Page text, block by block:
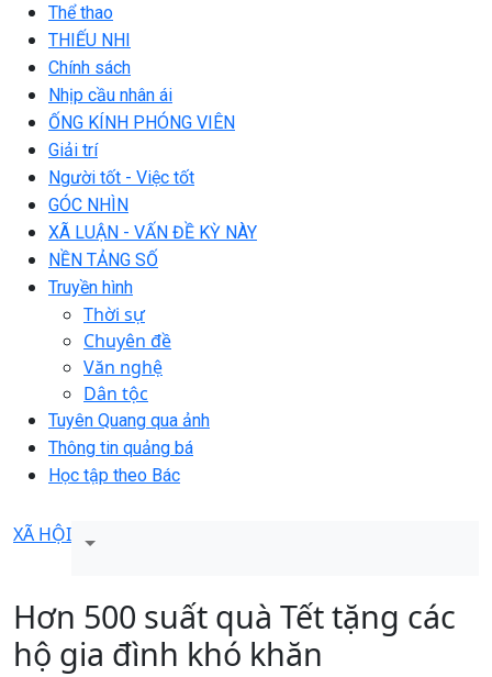
Thể thao
THIẾU NHI
Chính sách
Nhịp cầu nhân ái
ỐNG KÍNH PHÓNG VIÊN
Giải trí
Người tốt - Việc tốt
GÓC NHÌN
XÃ LUẬN - VẤN ĐỀ KỲ NÀY
NỀN TẢNG SỐ
Truyền hình
Thời sự
Chuyên đề
Văn nghệ
Dân tộc
Tuyên Quang qua ảnh
Thông tin quảng bá
Học tập theo Bác
XÃ HỘI
Hơn 500 suất quà Tết tặng các
hộ gia đình khó khăn